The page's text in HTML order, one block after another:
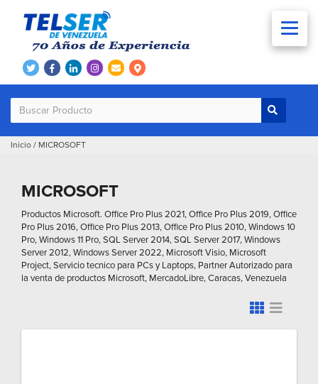
Inicio / MICROSOFT
MICROSOFT
Productos Microsoft. Office Pro Plus 2021, Office Pro Plus 2019, Office
Pro Plus 2016, Office Pro Plus 2013, Office Pro Plus 2010, Windows 10
Pro, Windows 11 Pro, SQL Server 2014, SQL Server 2017, Windows
Server 2012, Windows Server 2022, Microsoft Visio, Microsoft
Project, Servicio tecnico para PCs y Laptops, Partner Autorizado para
la venta de productos Microsoft, MercadoLibre, Caracas, Venezuela